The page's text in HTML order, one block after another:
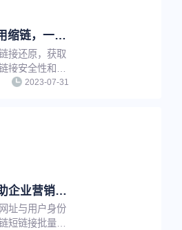
想要追踪原链接？用缩链，一键还原！
接还原，获取
接安全性和可
能，还可以快
2023-07-31
“一人一链”如何帮助企业营销推广提升转化效果？
址与用户身份
短链接批量生